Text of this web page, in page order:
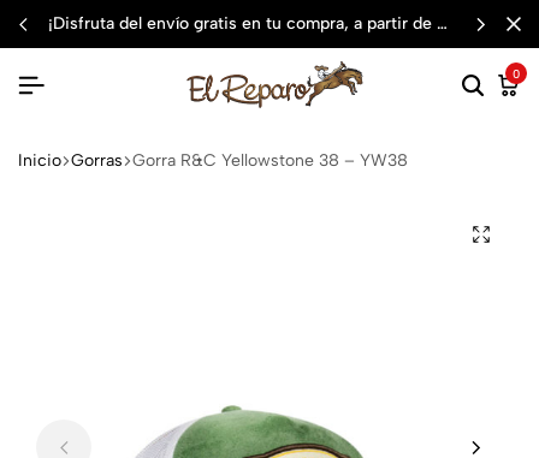
¡disfruta del envío gratis en tu compra, a partir de $3,000 mxn
0
Inicio Gorras Gorra R&C Yellowstone 38 – YW38